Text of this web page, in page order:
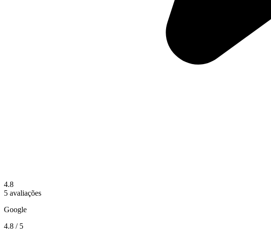
4.8
5 avaliações
Google
4.8 / 5